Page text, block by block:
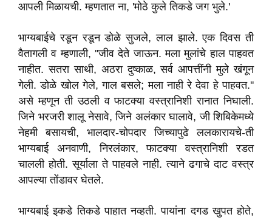
आपली मिळायची. म्हणतात ना, 'मोठे कुले तिकडे जग भुले.'
भाग्यबाईचे रडून रडून डोळे सुजले,लाल झाले. एक दिवस ती
वैतागली व म्हणाली, ''जीव देते जाऊन. मला मुलांचे हाल पाहवत
नाहीत. सतरा साथी, अठरा दुष्काळ,सर्व आपत्तींनी मुले खंगून
गेली. डोळे खोल गेले,गाल बसले;मला नाही रे देवा हे पाहवत.''
असे म्हणून ती उठली व फाटक्या वस्त्रानिशी रानात निघाली.
जिने भरजरी शालू नेसावे,जिने अलंकार घालावे,जी शिबिकेमध्ये
नेहमी बसायची, भालदार-चोपदार जिच्यापुढे ललकारायचे-ती
भाग्यबाई अनवाणी,निरलंकार,फाटक्या वस्त्रानिशी रडत
चालली होती. सूर्याला ते पाहवले नाही. त्याने ढगाचे दाट वस्त्र
आपल्या तोंडावर घेतले.
भाग्यबाई इकडे तिकडे पाहात नव्हती. पायांना दगड खुपत होते,